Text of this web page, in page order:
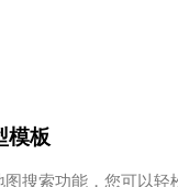
模板
搜索功能，您可以